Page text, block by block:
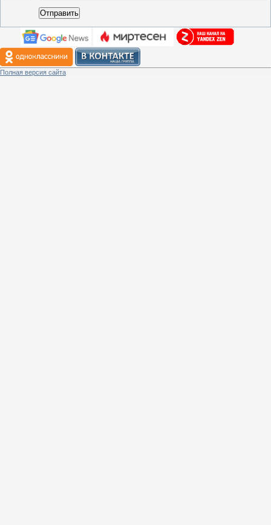
Отправить
Полная версия сайта